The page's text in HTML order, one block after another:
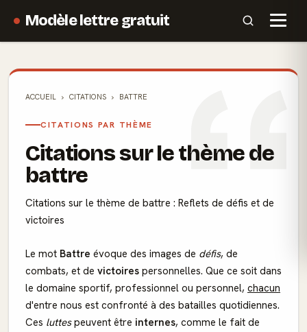
Modèle lettre gratuit
ACCUEIL CITATIONS BATTRE
CITATIONS PAR THÈME
Citations sur le thème de
battre
Citations sur le thème de battre : Reflets de défis et de
victoires
Le mot Battre évoque des images de défis, de
combats, et de victoires personnelles. Que ce soit dans
le domaine sportif, professionnel ou personnel, chacun
d'entre nous est confronté à des batailles quotidiennes.
Ces luttespeuvent être internes, comme le fait de